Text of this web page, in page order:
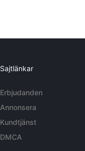
Sajtlänkar
Erbjudanden
Annonsera
Kundtjänst
DMCA